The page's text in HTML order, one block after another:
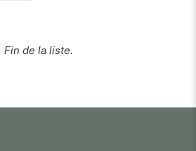
Fin de la liste.